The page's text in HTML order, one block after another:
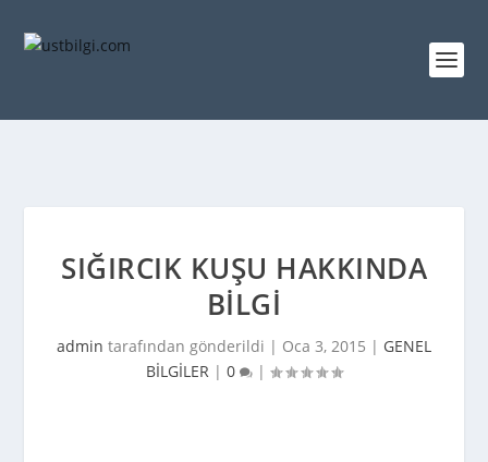
SIĞIRCIK KUŞU HAKKINDA
BILGI
admin tarafından gönderildi | Oca 3, 2015 | GENEL
BİLGİLER | 0 |